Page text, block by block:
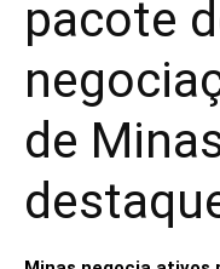
pacote
de